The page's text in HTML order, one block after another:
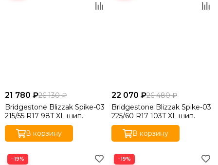
21 780 ₽26 130 ₽
Bridgestone Blizzak Spike-03
215/55 R17 98T XL шип.
В корзину
22 070 ₽26 480 ₽
Bridgestone Blizzak Spike-03
225/60 R17 103T XL шип.
В корзину
−19% −19%